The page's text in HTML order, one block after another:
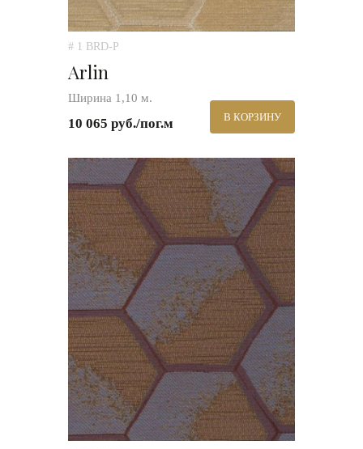
# 1 BRD-P
Arlin
Ширина 1,10 м.
10 065 руб./пог.м В КОРЗИНУ